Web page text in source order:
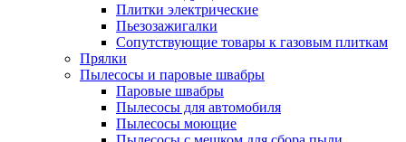
Плитки электрические
Пьезозажигалки
Сопутствующие товары к газовым плиткам
Прялки
Пылесосы и паровые швабры
Паровые швабры
Пылесосы для автомобиля
Пылесосы моющие